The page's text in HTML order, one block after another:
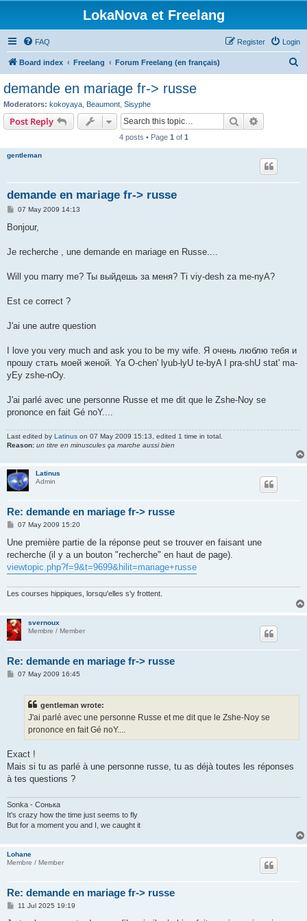
LokaNova et Freelang
FAQ Login
Register
Board index Freelang Forum Freelang (en français)
demande en mariage fr-> russe
Moderators: kokoyaya Beaumont Sisyphe
Post Reply Search
4 posts • Page 1 of 1
gentleman
demande en mariage fr-> russe
P
s
07 May 2009 14:13
Bonjour,
Je recherche , une demande en mariage en Russe....
Will you marry me? Ты выйдешь за меня? Ti viy-desh za me-nyA?
Est ce correct ?
J'ai une autre question
I love you very much and ask you to be my wife. Я очень люблю тебя и
прошу стать моей женой. Ya O-chen' lyub-lyU te-byA I pra-shU stat' ma-
yEy zshe-nOy.
J'ai parlé avec une personne Russe et me dit que le Zshe-Noy se
prononce en fait Gé noY....
Last edited by Latinus on 07 May 2009 15:13, edited 1 time in total.
Reason: un titre en minuscules ça marche aussi bien
Latinus
Admin
Re: demande en mariage fr-> russe
P
s
07 May 2009 15:20
Une première partie de la réponse peut se trouver en faisant une
recherche (il y a un bouton "recherche" en haut de page).
viewtopic.php?f=9&t=9699&hilit=mariage+russe
Les courses hippiques, lorsqu'elles s'y frottent.
svernoux
Membre / Member
Re: demande en mariage fr-> russe
P07 May 2009 16:45
gentleman wrote:
J'ai parlé avec une personne Russe et me dit que le Zshe-Noy se
prononce en fait Gé noY....
Exact !
Mais si tu as parlé à une personne russe, tu as déjà toutes les réponses
à tes questions ?
Sonka - Сонька
It's crazy how the time just seems to fly
But for a moment you and I, we caught it
Lohane
Membre / Member
Re: demande en mariage fr-> russe
P11 Jul 2025 19:19